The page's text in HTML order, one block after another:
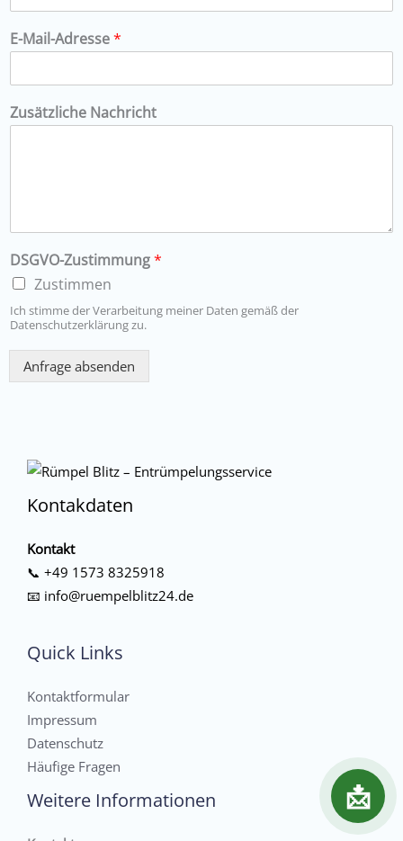
E-Mail-Adresse*
Zusätzliche Nachricht
DSGVO-Zustimmung*
Zustimmen
Ich stimme der Verarbeitung meiner Daten gemäß der
Datenschutzerklärung zu.
Anfrage absenden
📩
Kontakdaten
Kontakt
📞 +49 1573 8325918
📧 info@ruempelblitz24.de
Quick Links
Kontaktformular
Impressum
Datenschutz
Häufige Fragen
Weitere Informationen